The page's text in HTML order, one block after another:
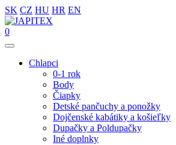
SK CZ HU HR EN
0
Chlapci
0-1 rok
Body
Čiapky
Detské pančuchy a ponožky
Dojčenské kabátiky a košieľky
Dupačky a Poldupačky
Iné doplnky